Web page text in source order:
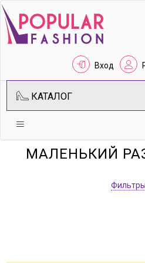
Вход
КАТАЛОГ
МАЛЕНЬКИЙ
Фильтры